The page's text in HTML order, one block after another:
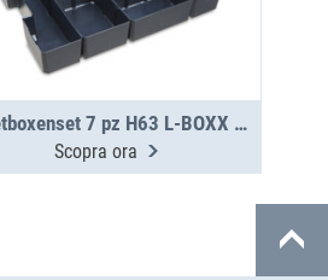
Insetboxenset 7 pz H63 L-BOXX G4
Scopra ora